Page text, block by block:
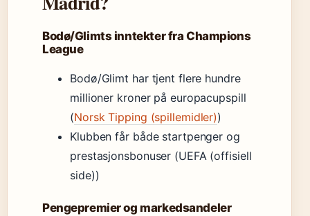
Bodø/Glimts inntekter fra Champions
League
Bodø/Glimt har tjent flere hundre
millioner kroner på europacupspill
(Norsk Tipping (spillemidler))
Klubben får både startpenger og
prestasjonsbonuser (UEFA (offisiell
side))
Pengepremier og markedsandeler